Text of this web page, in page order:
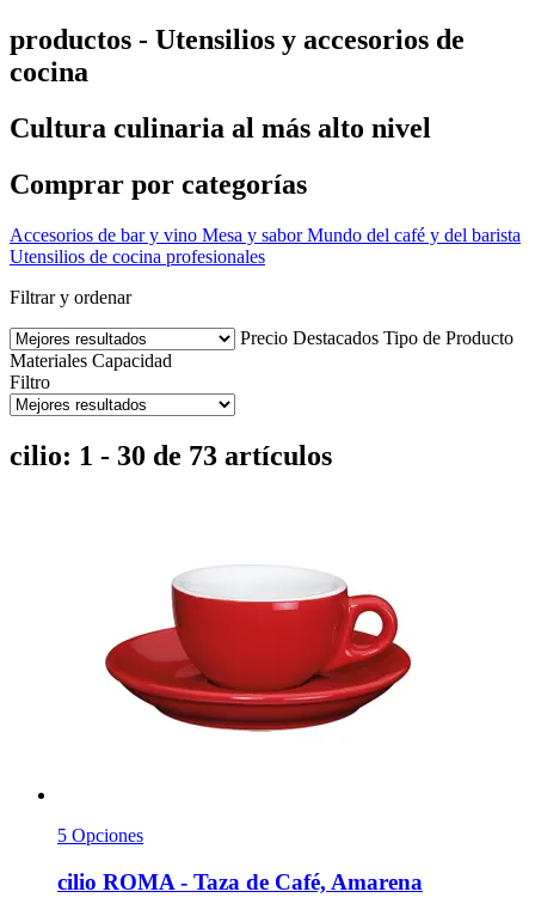
productos - Utensilios y accesorios de
cocina
Cultura culinaria al más alto nivel
Comprar por categorías
Accesorios de bar y vino Mesa y sabor Mundo del café y del barista
Utensilios de cocina profesionales
Filtrar y ordenar
Precio Destacados Tipo de Producto
Materiales Capacidad
Filtro
cilio: 1 - 30 de 73 artículos
5 Opciones
cilio ROMA -​ Taza de Café, Amarena